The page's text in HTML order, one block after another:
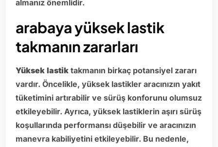
almanız önemlidir.
arabaya yüksek lastik
takmanın zararları
Yüksek lastik takmanın birkaç potansiyel zararı
vardır. Öncelikle, yüksek lastikler aracınızın yakıt
tüketimini artırabilir ve sürüş konforunu olumsuz
etkileyebilir. Ayrıca, yüksek lastiklerin aşırı sürüş
koşullarında performansı düşebilir ve aracınızın
manevra kabiliyetini etkileyebilir. Bu nedenle,